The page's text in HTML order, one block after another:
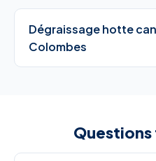
Dégraissage hotte
Colombes